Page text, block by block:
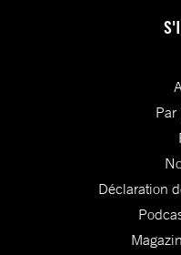
Par
Déclaration